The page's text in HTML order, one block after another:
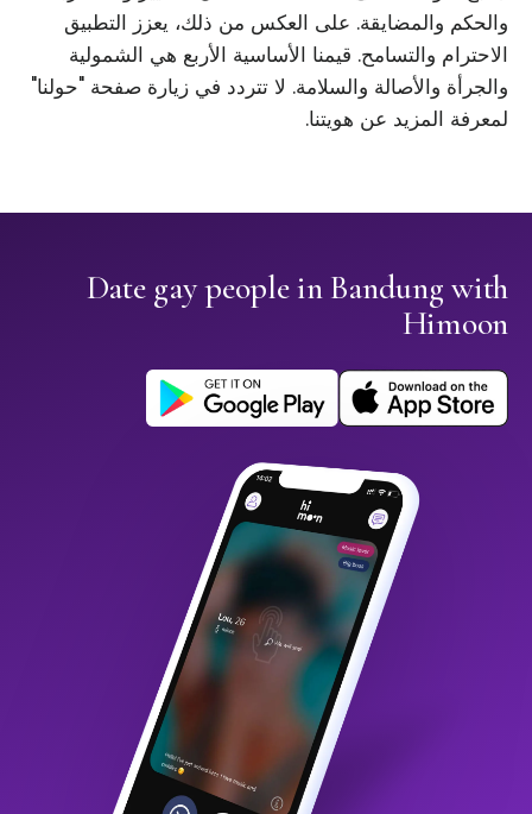
والحكم والمضايقة. على العكس من ذلك، يعزز التطبيق
الاحترام والتسامح. قيمنا الأساسية الأربع هي الشمولية
والجرأة والأصالة والسلامة. لا تتردد في زيارة صفحة "حولنا"
لمعرفة المزيد عن هويتنا.
Date gay people in Bandung with
Himoon